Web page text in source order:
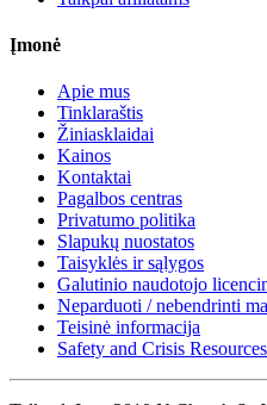
Įmonė
Apie mus
Tinklaraštis
Žiniasklaidai
Kainos
Kontaktai
Pagalbos centras
Privatumo politika
Slapukų nuostatos
Taisyklės ir sąlygos
Galutinio naudotojo
Neparduoti / nebendrinti
Teisinė informacija
Safety and Crisis Resources